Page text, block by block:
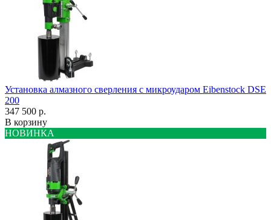
Установка алмазного сверления с микроударом Eibenstock DSE
200
347 500 р.
В корзину
НОВИНКА